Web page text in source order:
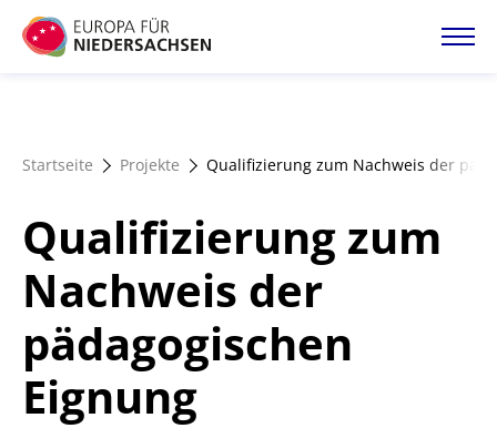
Direkt
zum
Förderangebote
Magazin
Startseite Projekte Qualifizierung zum Nachweis der
Qualifizierung zum
Nachweis der
pädagogischen
Eignung